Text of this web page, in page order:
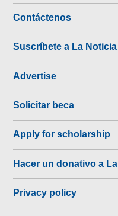
Contáctenos
Suscríbete a La
Advertise
Solicitar beca
Apply for scholarship
Hacer un donativo a
Privacy policy